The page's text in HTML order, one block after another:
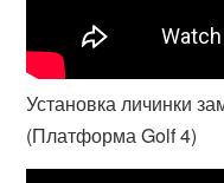
Установка личинки
(Платформа Golf 4)